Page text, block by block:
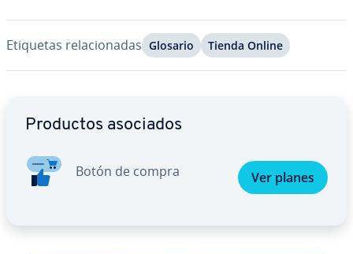
Etiquetas re­la­cio­na­das Glosario Tienda Online
Productos asociados
Botón de compra Ver planes